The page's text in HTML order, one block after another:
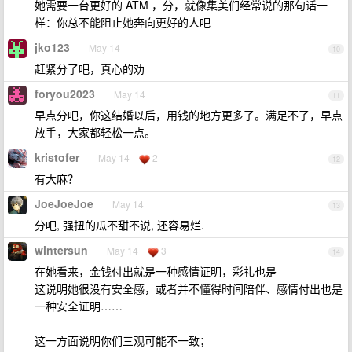
她需要一台更好的 ATM ，分，就像集美们经常说的那句话一
样：你总不能阻止她奔向更好的人吧
10
jko123 May 14
赶紧分了吧，真心的劝
11
foryou2023 May 14
早点分吧，你这结婚以后，用钱的地方更多了。满足不了，早点
放手，大家都轻松一点。
12
kristofer May 14 2
有大麻？
13
JoeJoeJoe May 14
分吧, 强扭的瓜不甜不说, 还容易烂.
14
wintersun May 14 3
在她看来，金钱付出就是一种感情证明，彩礼也是
这说明她很没有安全感，或者并不懂得时间陪伴、感情付出也是
一种安全证明……
这一方面说明你们三观可能不一致；